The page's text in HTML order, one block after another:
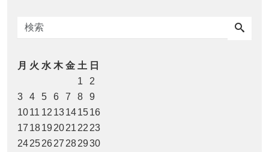
月 火 水 木 金 土 日
1
2
3
4 5 6 7 8
9
1011 12 13141516
17 18192021 22 23
24252627 282930